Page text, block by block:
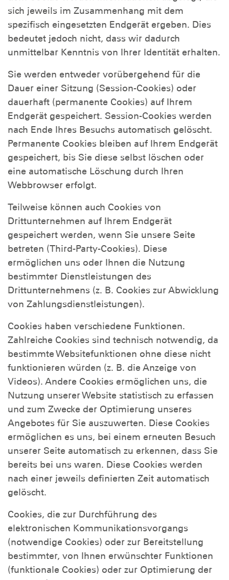
sich jeweils im Zusammenhang mit dem
spezifisch eingesetzten Endgerät ergeben. Dies
bedeutet jedoch nicht, dass wir dadurch
unmittelbar Kenntnis von Ihrer Identität erhalten.
Sie werden entweder vorübergehend für die
Dauer einer Sitzung (Session-Cookies) oder
dauerhaft (permanente Cookies) auf Ihrem
Endgerät gespeichert. Session-Cookies werden
nach Ende Ihres Besuchs automatisch gelöscht.
Permanente Cookies bleiben auf Ihrem Endgerät
gespeichert, bis Sie diese selbst löschen oder
eine automatische Löschung durch Ihren
Webbrowser erfolgt.
Teilweise können auch Cookies von
Drittunternehmen auf Ihrem Endgerät
gespeichert werden, wenn Sie unsere Seite
betreten (Third-Party-Cookies). Diese
ermöglichen uns oder Ihnen die Nutzung
bestimmter Dienstleistungen des
Drittunternehmens (z. B. Cookies zur Abwicklung
von Zahlungsdienstleistungen).
Cookies haben verschiedene Funktionen.
Zahlreiche Cookies sind technisch notwendig, da
bestimmte Websitefunktionen ohne diese nicht
funktionieren würden (z. B. die Anzeige von
Videos). Andere Cookies ermöglichen uns, die
Nutzung unserer Website statistisch zu erfassen
und zum Zwecke der Optimierung unseres
Angebotes für Sie auszuwerten. Diese Cookies
ermöglichen es uns, bei einem erneuten Besuch
unserer Seite automatisch zu erkennen, dass Sie
bereits bei uns waren. Diese Cookies werden
nach einer jeweils definierten Zeit automatisch
gelöscht.
Cookies, die zur Durchführung des
elektronischen Kommunikationsvorgangs
(notwendige Cookies) oder zur Bereitstellung
bestimmter, von Ihnen erwünschter Funktionen
(funktionale Cookies) oder zur Optimierung der